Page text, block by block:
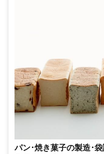
パン･焼き菓子の製造･